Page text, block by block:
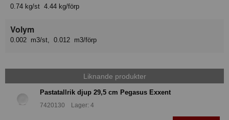
0.74 kg/st 4.44 kg/förp
Volym
0.002 m3/st, 0.012 m3/förp
Liknande produkter
Pastatallrik djup 29,5 cm Pegasus Exxent
7420130 Lager: 4